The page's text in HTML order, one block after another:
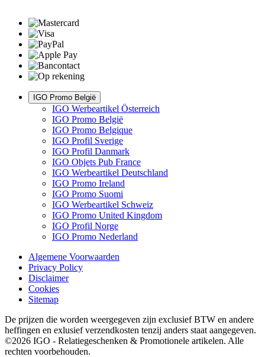
IGO Promo België
IGO Werbeartikel Österreich
IGO Promo België
IGO Promo Belgique
IGO Profil Sverige
IGO Profil Danmark
IGO Objets Pub France
IGO Werbeartikel Deutschland
IGO Promo Ireland
IGO Promo Suomi
IGO Werbeartikel Schweiz
IGO Promo United Kingdom
IGO Profil Norge
IGO Promo Nederland
Algemene Voorwaarden
Privacy Policy
Disclaimer
Cookies
Sitemap
De prijzen die worden weergegeven zijn exclusief BTW en andere
heffingen en exlusief verzendkosten tenzij anders staat aangegeven.
©2026 IGO - Relatiegeschenken & Promotionele artikelen. Alle
rechten voorbehouden.